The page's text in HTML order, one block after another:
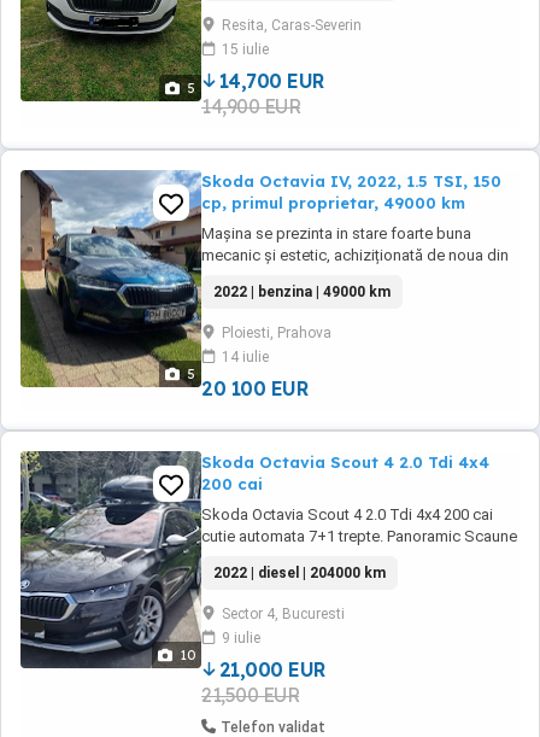
5
Resita, Caras-Severin
15 iulie
14,700 EUR
14,900 EUR
5
Skoda Octavia IV, 2022, 1.5 TSI, 150
cp, primul proprietar, 49000 km
Mașina se prezinta in stare foarte buna
mecanic și estetic, achiziționată de noua din
autorizat. Dintre dotări pot menționa: faruri
led, dublu climatronic, Ecran multimedia de
10" cu Android Auto și Apple CarPlay
(SmartLink), Cruise control, Lane assist, front
assist, ...
2022 | benzina | 49000 km
Ploiesti, Prahova
14 iulie
20 100 EUR
10
Skoda Octavia Scout 4 2.0 Tdi 4x4
200 cai
Skoda Octavia Scout 4 2.0 Tdi 4x4 200 cai
cutie automata 7+1 trepte. Panoramic Scaune
fabricatie 07.2021 Km 204.000 în crestere
Auto înmatriculat Ro. Masină personală Seria
vin se poate vedea in poze sau la cerere +un
sett de roti de vară Revizie motor cutie ...
2022 | diesel | 204000 km
Sector 4, Bucuresti
9 iulie
21,000 EUR
21,500 EUR
Telefon validat